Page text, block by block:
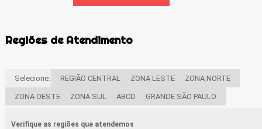
Regiões de Atendimento
Selecione: REGIÃO CENTRAL ZONA LESTE ZONA NORTE
ZONA OESTE ZONA SUL ABCD GRANDE SÃO PAULO
Verifique as regiões que atendemos